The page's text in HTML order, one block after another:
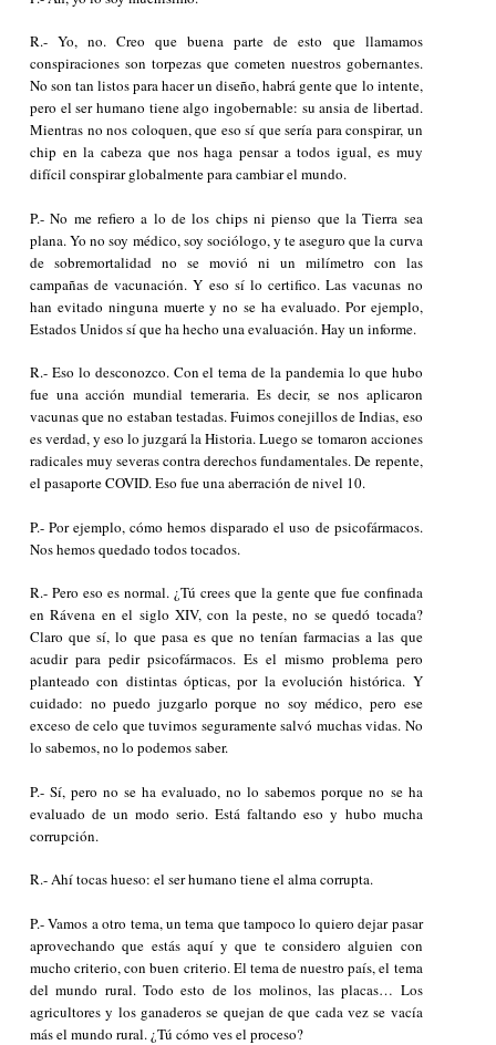
R.- Yo, no. Creo que buena parte de esto que llamamos
conspiraciones son torpezas que cometen nuestros gobernantes.
No son tan listos para hacer un diseño, habrá gente que lo intente,
pero el ser humano tiene algo ingobernable: su ansia de libertad.
Mientras no nos coloquen, que eso sí que sería para conspirar, un
chip en la cabeza que nos haga pensar a todos igual, es muy
difícil conspirar globalmente para cambiar el mundo.
P.- No me refiero a lo de los chips ni pienso que la Tierra sea
plana. Yo no soy médico, soy sociólogo, y te aseguro que la curva
de sobremortalidad no se movió ni un milímetro con las
campañas de vacunación. Y eso sí lo certifico. Las vacunas no
han evitado ninguna muerte y no se ha evaluado. Por ejemplo,
Estados Unidos sí que ha hecho una evaluación. Hay un informe.
R.- Eso lo desconozco. Con el tema de la pandemia lo que hubo
fue una acción mundial temeraria. Es decir, se nos aplicaron
vacunas que no estaban testadas. Fuimos conejillos de Indias, eso
es verdad, y eso lo juzgará la Historia. Luego se tomaron acciones
radicales muy severas contra derechos fundamentales. De repente,
el pasaporte COVID. Eso fue una aberración de nivel 10.
P.- Por ejemplo, cómo hemos disparado el uso de psicofármacos.
Nos hemos quedado todos tocados.
R.- Pero eso es normal. ¿Tú crees que la gente que fue confinada
en Rávena en el siglo XIV, con la peste, no se quedó tocada?
Claro que sí, lo que pasa es que no tenían farmacias a las que
acudir para pedir psicofármacos. Es el mismo problema pero
planteado con distintas ópticas, por la evolución histórica. Y
cuidado: no puedo juzgarlo porque no soy médico, pero ese
exceso de celo que tuvimos seguramente salvó muchas vidas. No
lo sabemos, no lo podemos saber.
P.- Sí, pero no se ha evaluado, no lo sabemos porque no se ha
evaluado de un modo serio. Está faltando eso y hubo mucha
corrupción.
R.- Ahí tocas hueso: el ser humano tiene el alma corrupta.
P.- Vamos a otro tema, un tema que tampoco lo quiero dejar pasar
aprovechando que estás aquí y que te considero alguien con
mucho criterio, con buen criterio. El tema de nuestro país, el tema
del mundo rural. Todo esto de los molinos, las placas… Los
agricultores y los ganaderos se quejan de que cada vez se vacía
más el mundo rural. ¿Tú cómo ves el proceso?